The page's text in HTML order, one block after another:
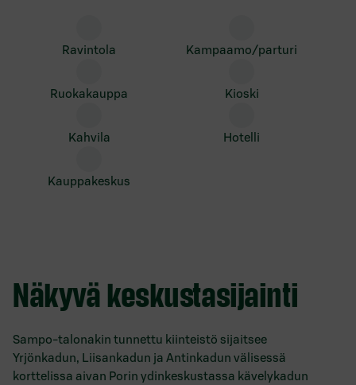
ravintola kampaamo/parturi
ruokakauppa kioski
kahvila hotelli
kauppakeskus
Näkyvä keskustasijainti
Sampo-talonakin tunnettu kiinteistö sijaitsee
Yrjönkadun, Liisankadun ja Antinkadun välisessä
korttelissa aivan Porin ydinkeskustassa kävelykadun